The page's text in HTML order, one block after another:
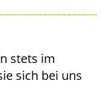
stets im
sich bei uns